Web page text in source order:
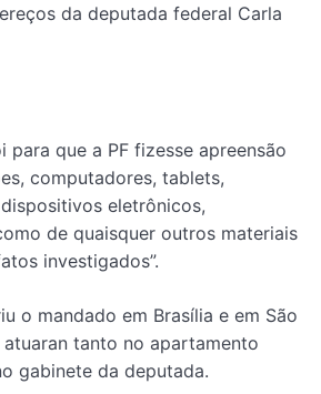
da deputada federal Carla
para que a PF fizesse apreensão
computadores, tablets,
eletrônicos,
de quaisquer outros materiais
investigados”.
o mandado em Brasília e em São
atuaran tanto no apartamento
gabinete da deputada.